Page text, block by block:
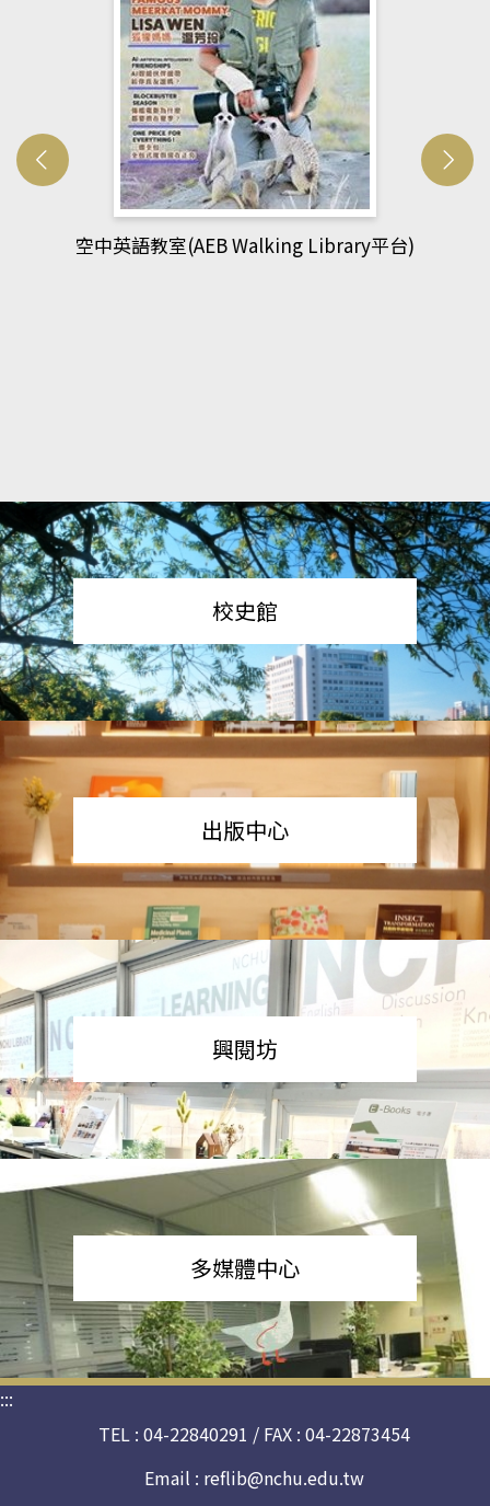
網管人(kono平台)
校史館
出版中心
興閱坊
多媒體中心
:::
TEL : 04-22840291 / FAX : 04-22873454
Email : reflib@nchu.edu.tw